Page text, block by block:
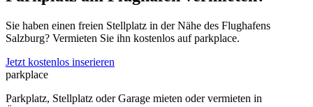
Sie haben einen freien Stellplatz in der Nähe des Flughafens
Salzburg? Vermieten Sie ihn kostenlos auf parkplace.
Jetzt kostenlos inserieren
parkplace
Parkplatz, Stellplatz oder Garage mieten oder vermieten in